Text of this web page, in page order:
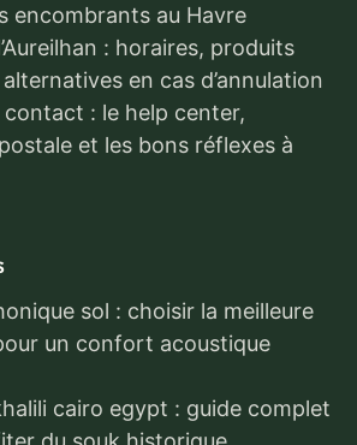
encombrants au Havre
: horaires, produits
en cas d’annulation
: le help center,
postale et les bons réflexes à
sol : choisir la meilleure
un confort acoustique
cairo egypt : guide complet